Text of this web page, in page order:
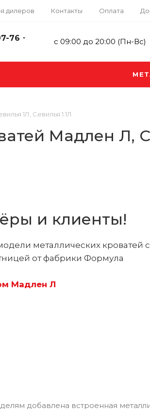
дилеров Контакты Оплата
76 с 09:00 до 20:00 (Пн-Вс)
1Л, Севилья 1.1Л
Мадлен Л,
и клиенты!
металлических кроватей с
от фабрики Формула
Мадлен Л
добавлена встроенная